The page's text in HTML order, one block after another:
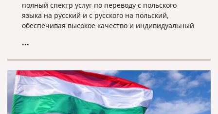
полный спектр услуг по переводу с польского
языка на русский и с русского на польский,
обеспечивая высокое качество и индивидуальный
...